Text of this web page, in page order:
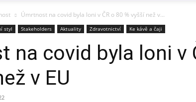
Úmrtnost na covid byla loni v ČR o 80 % vyšší než v...
styl Stakeholders Aktuality Zdravotnictví Ke kávě a čaji
na covid byla loni v
v EU